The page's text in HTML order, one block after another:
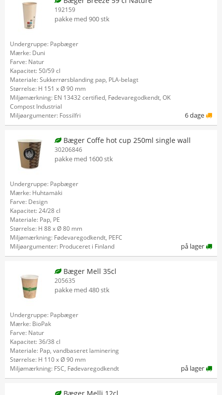
192159
pakke med 900 stk
Undergruppe: Papbæger
Mærke: Duni
Farve: Natur
Kapacitet: 50/59 cl
Materiale: Sukkerrørsblanding pap, PLA-belagt
Størrelse: H 151 x Ø 90 mm
Miljømærkning: EN 13432 certified, Fødevaregodkendt, OK
Compost Industrial
Miljøargumenter: Fossilfri
6 dage
Bæger Coffe hot cup 250ml single wall
30206846
pakke med 1600 stk
Undergruppe: Papbæger
Mærke: Huhtamäki
Farve: Design
Kapacitet: 24/28 cl
Materiale: Pap, PE
Størrelse: H 88 x Ø 80 mm
Miljømærkning: Fødevaregodkendt, PEFC
Miljøargumenter: Produceret i Finland
på lager
Bæger Mell 35cl
205635
pakke med 480 stk
Undergruppe: Papbæger
Mærke: BioPak
Farve: Natur
Kapacitet: 36/38 cl
Materiale: Pap, vandbaseret laminering
Størrelse: H 110 x Ø 90 mm
Miljømærkning: FSC, Fødevaregodkendt
på lager